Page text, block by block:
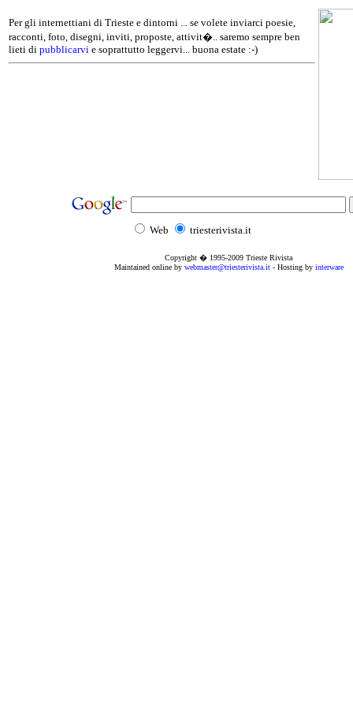
Per gli internettiani di Trieste e dintorni ... se volete inviarci poesie,
racconti, foto, disegni, inviti, proposte, attivit�.. saremo sempre ben
lieti di pubblicarvi e soprattutto leggervi... buona estate :-)
Web triesterivista.it
Copyright � 1995-2009 Trieste Rivista
Maintained online by webmaster@triesterivista.it- Hosting by interware